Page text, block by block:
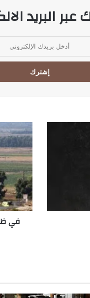
عبر البريد
ي
ظ
لّ
ا
ل
أ
ح
د
ي
ع
في